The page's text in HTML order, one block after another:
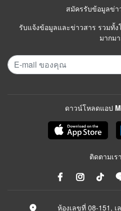
สมัครรับข้อมูลข่า
รับแจ้งข้อมูลและข่าวสาร รวมทั้
มากม
ดาวน์โหลดแอป
ติดตามเร
ห้องเลขที่ 08-151,